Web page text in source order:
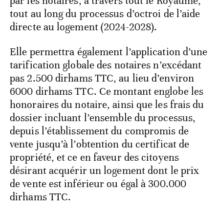
tout au long du processus d’octroi de l’aide
directe au logement (2024-2028).
Elle permettra également l’application d’une
tarification globale des notaires n’excédant
pas 2.500 dirhams TTC, au lieu d’environ
6000 dirhams TTC. Ce montant englobe les
honoraires du notaire, ainsi que les frais du
dossier incluant l’ensemble du processus,
depuis l’établissement du compromis de
vente jusqu’à l’obtention du certificat de
propriété, et ce en faveur des citoyens
désirant acquérir un logement dont le prix
de vente est inférieur ou égal à 300.000
dirhams TTC.